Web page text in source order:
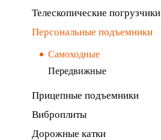
Телескопические погрузчики
Персональные подъемники
Самоходные
Передвижные
Прицепные подъемники
Виброплиты
Дорожные катки